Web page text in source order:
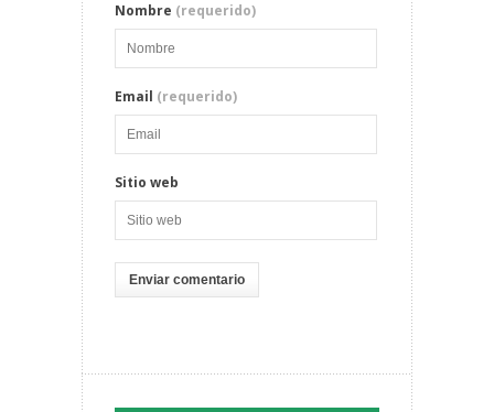
Nombre (requerido)
Email (requerido)
Sitio web